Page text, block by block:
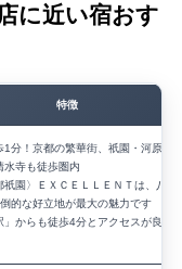
に近い宿おす
特徴
1分！京都の繁華街、祇園・河原町
水寺も徒歩圏内
祇園〉ＥＸＣＥＬＬＥＮＴは、八坂
的な好立地が最大の魅力です
」からも徒歩4分とアクセスが良く